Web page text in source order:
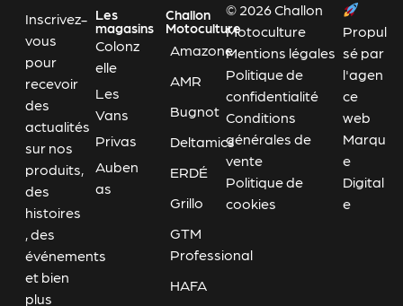
Inscrivez-
vous
pour
recevoir
des
actualités
sur nos
produits,
des
histoires
, des
événements
et bien
plus
Les
magasins
Colonz
elle
Les
Vans
Privas
Auben
as
Challon
Motoculture
Amazone
AMR
Bugnot
Deltamics
ERDÉ
Grillo
GTM
Professional
HAFA
© 2026 Challon
Motoculture
Mentions légales
Politique de
confidentialité
Conditions
générales de
vente
Politique de
cookies
Propul
sé par
l'agen
ce
web
Marqu
e
Digital
e